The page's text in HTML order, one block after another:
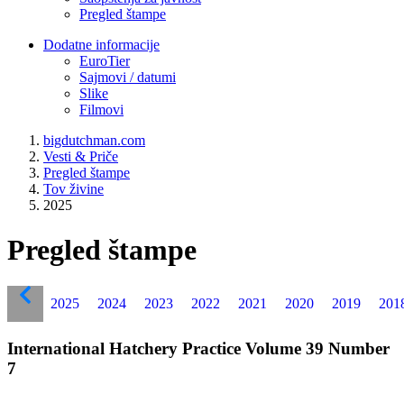
Pregled štampe
Dodatne informacije
EuroTier
Sajmovi / datumi
Slike
Filmovi
bigdutchman.com
Vesti & Priče
Pregled štampe
Tov živine
2025
Pregled štampe
2025 2024 2023 2022 2021 2020 2019
International Hatchery Practice Volume 39 Number
7